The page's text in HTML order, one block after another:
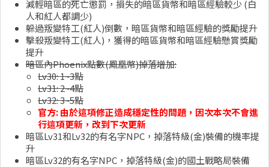
減輕暗區的死亡懲罰，損失的暗區貨幣和暗區經驗較少 (白
人和紅人都調少)
躲過叛變特工(紅人)倒數，暗區貨幣和暗區經驗的獎勵提升
擊殺叛變特工(紅人)，獲得的暗區貨幣和暗區經驗懸賞獎勵
提升
暗區內Phoenix點數(鳳凰幣)掉落增加:
Lv30: 1~3點
Lv31: 2~4點
Lv32: 3~5點
官方: 由於這項修正造成穩定性的問題，因次本次不會進
行這項更新，改到下次更新
暗區Lv31和Lv32的有名字NPC，掉落特級(金)裝備的機率提
升
暗區Lv32的有名字NPC，掉落特級(金)的國土戰略局裝備